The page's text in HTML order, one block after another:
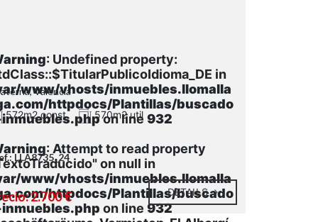
: Undefined property:
in
www/vhosts/inmuebles.llomalla
httpdocs/Plantillas/buscado
on line932
: Attempt to read property
on null in
www/vhosts/inmuebles.llomalla
httpdocs/Plantillas/buscado
on line932
Valencia
572m2 const.
570m2 util
LLA8735_24
2.700 € DETAILS